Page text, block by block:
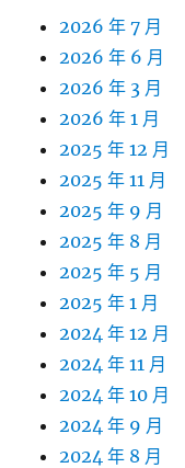
2026 年 7 月
2026 年 6 月
2026 年 3 月
2026 年 1 月
2025 年 12 月
2025 年 11 月
2025 年 9 月
2025 年 8 月
2025 年 5 月
2025 年 1 月
2024 年 12 月
2024 年 11 月
2024 年 10 月
2024 年 9 月
2024 年 8 月